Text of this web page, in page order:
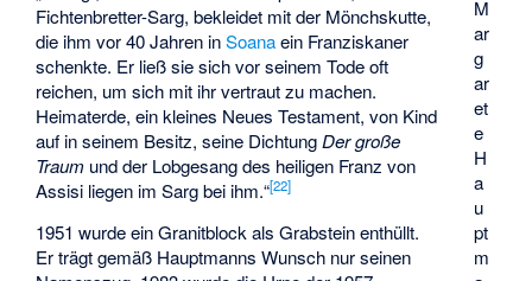
M
ar
g
ar
et
e
H
a
u
pt
m
Fichtenbretter-Sarg, bekleidet mit der Mönchskutte,
die ihm vor 40 Jahren inSoanaein Franziskaner
schenkte. Er ließ sie sich vor seinem Tode oft
reichen, um sich mit ihr vertraut zu machen.
Heimaterde, ein kleines Neues Testament, von Kind
auf in seinem Besitz, seine DichtungDer große
Traum und der Lobgesang des heiligen Franz von
Assisi liegen im Sarg bei ihm.“[22]
1951 wurde ein Granitblock als Grabstein enthüllt.
Er trägt gemäß Hauptmanns Wunsch nur seinen